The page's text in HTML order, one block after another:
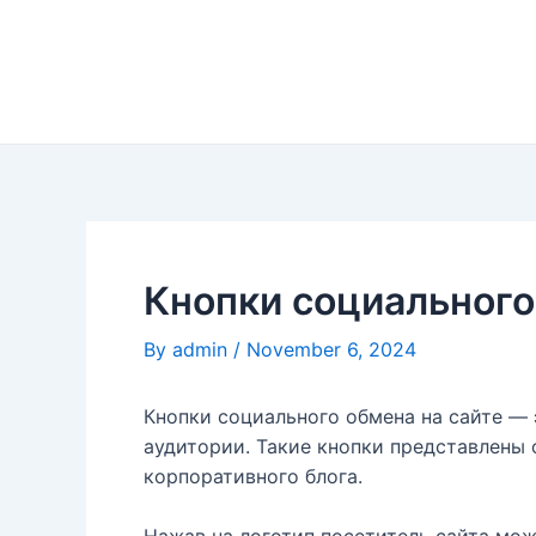
Кнопки
By admin / November 6, 2024
Кнопки социального обмена на сайте
аудитории. Такие кнопки
корпоративного блога.